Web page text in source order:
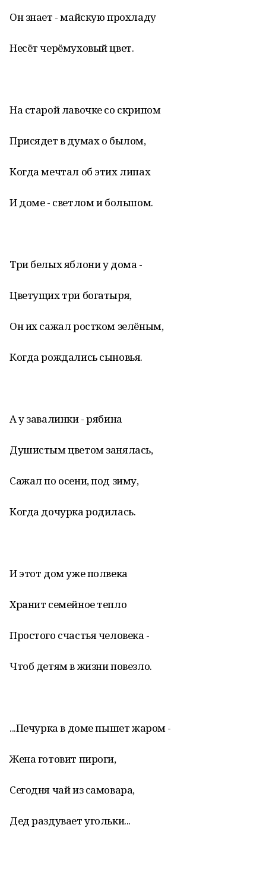
Он знает - майскую прохладу
Несёт черёмуховый цвет.
На старой лавочке со скрипом
Присядет в думах о былом,
Когда мечтал об этих липах
И доме - светлом и большом.
Три белых яблони у дома -
Цветущих три богатыря,
Он их сажал ростком зелёным,
Когда рождались сыновья.
А у завалинки - рябина
Душистым цветом занялась,
Сажал по осени, под зиму,
Когда дочурка родилась.
И этот дом уже полвека
Хранит семейное тепло
Простого счастья человека -
Чтоб детям в жизни повезло.
...Печурка в доме пышет жаром -
Жена готовит пироги,
Сегодня чай из самовара,
Дед раздувает угольки...